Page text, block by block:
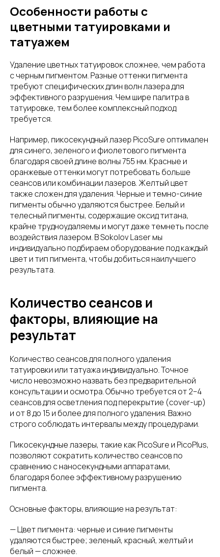
Особенности работы с
цветными татуировками и
татуажем
Удаление цветных татуировок сложнее, чем работа
с черным пигментом. Разные оттенки пигмента
требуют специфических длин волн лазера для
эффективного разрушения. Чем шире палитра в
татуировке, тем более комплексный подход
требуется.
Например, пикосекундный лазер PicoSure оптимален
для синего, зеленого и фиолетового пигмента
благодаря своей длине волны 755 нм. Красные и
оранжевые оттенки могут потребовать больше
сеансов или комбинации лазеров. Желтый цвет
также сложен для удаления. Черные и темно-синие
пигменты обычно удаляются быстрее. Белый и
телесный пигменты, содержащие оксид титана,
крайне трудноудаляемы и могут даже темнеть после
воздействия лазером. В Sokolov Laser мы
индивидуально подбираем оборудование под каждый
цвет и тип пигмента, чтобы добиться наилучшего
результата.
Количество сеансов и
факторы, влияющие на
результат
Количество сеансов для полного удаления
татуировки или татуажа индивидуально. Точное
число невозможно назвать без предварительной
консультации и осмотра. Обычно требуется от 2–4
сеансов для осветления под перекрытие (cover-up)
и от 8 до 15 и более для полного удаления. Важно
строго соблюдать интервалы между процедурами.
Пикосекундные лазеры, такие как PicoSure и PicoPlus,
позволяют сократить количество сеансов по
сравнению с наносекундными аппаратами,
благодаря более эффективному разрушению
пигмента.
Основные факторы, влияющие на результат:
— Цвет пигмента: черные и синие пигменты
удаляются быстрее; зеленый, красный, желтый и
белый — сложнее.